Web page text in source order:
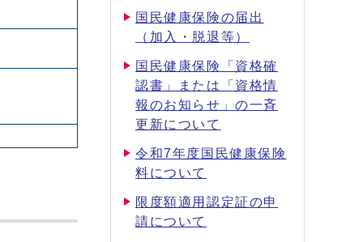
国民健康保険の届出
（加入・脱退等）
国民健康保険「資格確
認書」または「資格情
報のお知らせ」の一斉
更新について
令和7年度国民健康保険
料について
限度額適用認定証の申
請について